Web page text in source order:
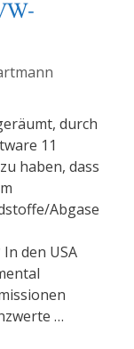
durch
11
haben, dass
Abgase
den USA
…